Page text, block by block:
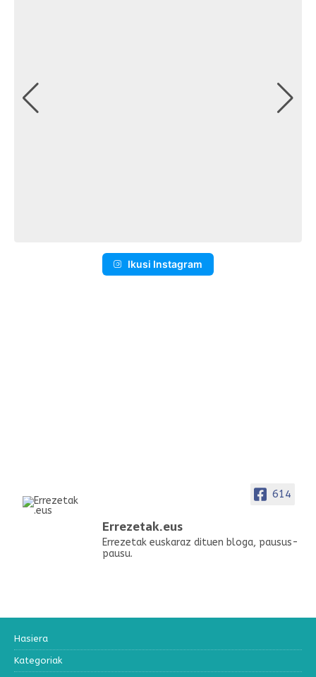
Ikusi Instagram
614
Errezetak.eus
Errezetak euskaraz dituen bloga, pausus-
pausu.
Hasiera
Kategoriak